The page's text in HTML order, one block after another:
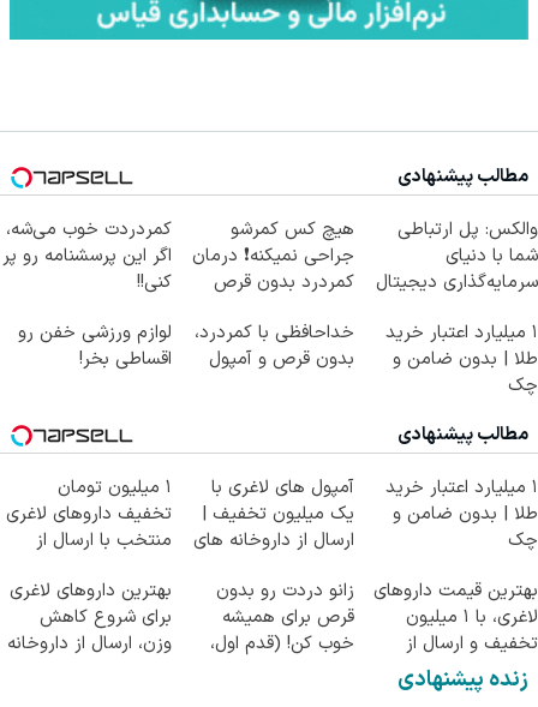
مطالب پیشنهادی
والکس: پل ارتباطی
شما با دنیای
سرمایه‌گذاری دیجیتال
هیچ کس کمرشو
جراحی نمیکنه❗ درمان
کمردرد بدون قرص
کمردردت خوب می‌شه،
اگر این پرسشنامه رو پر
کنی!!
۱ میلیارد اعتبار خرید
طلا | بدون ضامن و
چک
خداحافظی با کمردرد،
بدون قرص و آمپول
لوازم ورزشی خفن رو
اقساطی بخر!
مطالب پیشنهادی
۱ میلیارد اعتبار خرید
طلا | بدون ضامن و
چک
آمپول های لاغری با
یک میلیون تخفیف |
ارسال از داروخانه های
۱ میلیون تومان
تخفیف داروهای لاغری
منتخب با ارسال از
بهترین قیمت داروهای
لاغری، با ۱ میلیون
تخفیف و ارسال از
داروخانه‌
زانو دردت رو بدون
قرص برای همیشه
خوب کن! (قدم اول،
بهترین داروهای لاغری
برای شروع کاهش
وزن، ارسال از داروخانه
زنده پیشنهادی